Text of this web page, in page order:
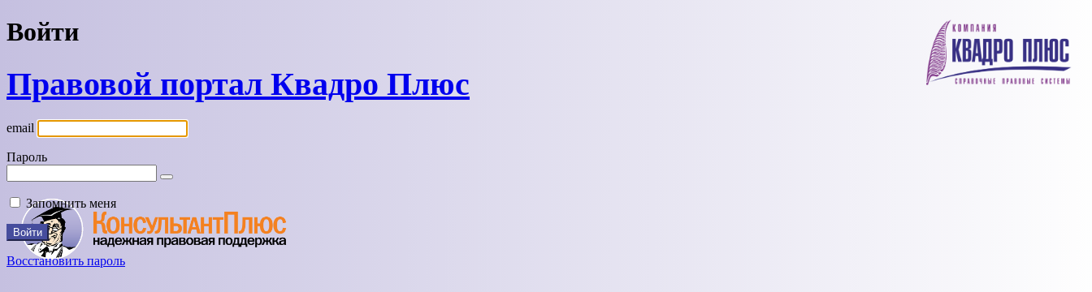
Войти
Правовой портал Квадро Плюс
email
Пароль
Запомнить меня
Восстановить пароль